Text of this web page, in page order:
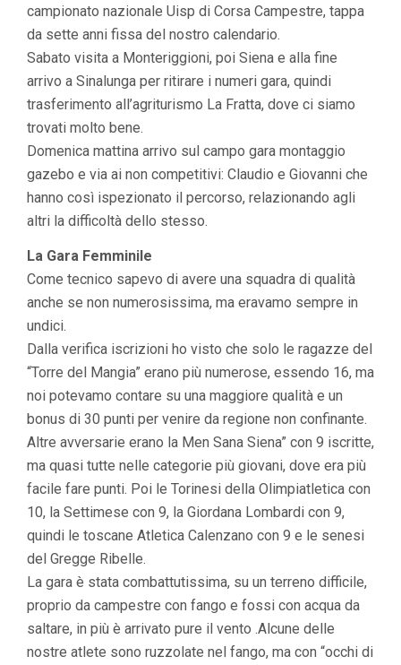
campionato nazionale Uisp di Corsa Campestre, tappa
da sette anni fissa del nostro calendario.
Sabato visita a Monteriggioni, poi Siena e alla fine
arrivo a Sinalunga per ritirare i numeri gara, quindi
trasferimento all’agriturismo La Fratta, dove ci siamo
trovati molto bene.
Domenica mattina arrivo sul campo gara montaggio
gazebo e via ai non competitivi: Claudio e Giovanni che
hanno così ispezionato il percorso, relazionando agli
altri la difficoltà dello stesso.
La Gara Femminile
Come tecnico sapevo di avere una squadra di qualità
anche se non numerosissima, ma eravamo sempre in
undici.
Dalla verifica iscrizioni ho visto che solo le ragazze del
“Torre del Mangia” erano più numerose, essendo 16, ma
noi potevamo contare su una maggiore qualità e un
bonus di 30 punti per venire da regione non confinante.
Altre avversarie erano la Men Sana Siena” con 9 iscritte,
ma quasi tutte nelle categorie più giovani, dove era più
facile fare punti. Poi le Torinesi della Olimpiatletica con
10, la Settimese con 9, la Giordana Lombardi con 9,
quindi le toscane Atletica Calenzano con 9 e le senesi
del Gregge Ribelle.
La gara è stata combattutissima, su un terreno difficile,
proprio da campestre con fango e fossi con acqua da
saltare, in più è arrivato pure il vento .Alcune delle
nostre atlete sono ruzzolate nel fango, ma con “occhi di